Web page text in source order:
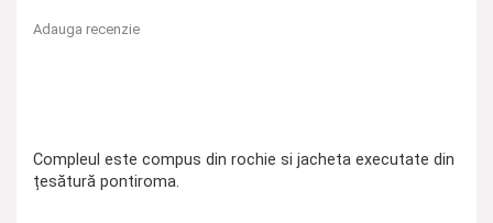
Adauga recenzie
Compleul este compus din rochie si jacheta executate din
țesătură pontiroma.